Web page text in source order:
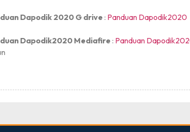
Dapodik 2020 G drive : Panduan Dapodik2020
Dapodik2020 Mediafire : Panduan